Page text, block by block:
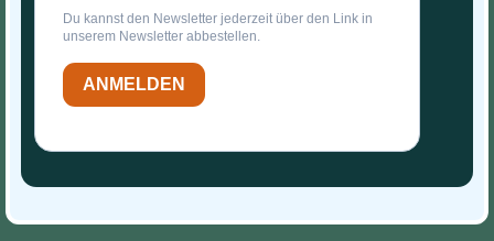
Du kannst den Newsletter jederzeit über den Link in
unserem Newsletter abbestellen.
ANMELDEN